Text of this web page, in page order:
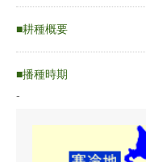
〇発芽適温25〜30℃
○温暖からやや冷涼な気
○枝豆は大豆の莢の青果
れる。１.早生型（夏ダイ
により花芽分化するもの
2.晩生種（秋ダイズ型
の影響を受けて開花する
○播種時期を考慮し品種
耕種概要
播種時期
-